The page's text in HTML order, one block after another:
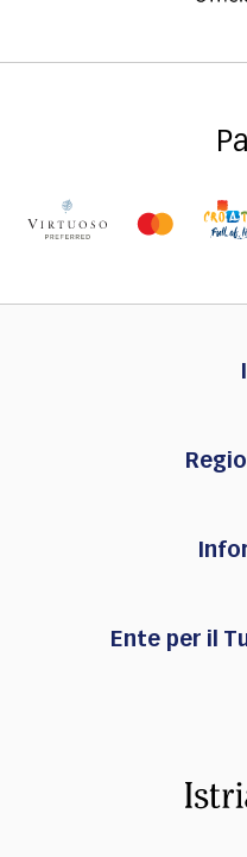
Ente per il